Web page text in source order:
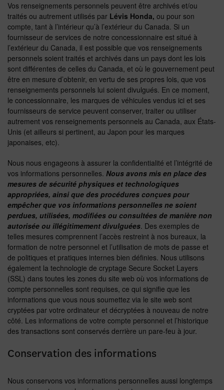
Vos renseignements personnels peuvent être archivés et/ou
traités ou autrement utilisés par Lévis Honda, ou pour son
compte, tant à l’intérieur qu’à l’extérieur du Canada. Si un
fournisseur de services de notre concessionnaire est situé à
l’extérieur du Canada, il est possible que vos renseignements
personnels soient traités et archivés dans un pays dont les lois
sont différentes de celles du Canada, et où le gouvernement peut
être en mesure d’obtenir, en vertu de ses propres lois, que vos
renseignements personnels lui soient divulgués. En ce moment,
le concessionnaire, les marques de véhicules vendus ici et ses
fournisseurs de service peuvent conserver, traiter ou utiliser
autrement vos renseignements personnels au Canada, aux États-
Unis (et ailleurs si pertinent, au Japon pour les marques
japonaises, etc).
Nous nous engageons à assurer la confidentialité et l’intégrité de
vos informations personnelles. Nous avons mis en place des
mesures de sécurité physiques et technologiques
appropriées, ainsi que des procédures conçues pour
empêcher que vos informations personnelles ne soient
perdues, utilisées, modifiées ou consultées de manière non
autorisée ou illégitimement divulguées. Des exemples de
telles mesures comprennent l’accès restreint à nos bureaux, la
formation de notre personnel et l’utilisation de mots de passe et
de politiques et pratiques internes bien définies. Nous utilisons
également la technologie de cryptage Secure Socket Layers
(SSL) dans toutes les zones du site web où vos informations de
compte personnelles sont requises, ce qui signifie que les
informations que vous nous soumettez via le site web sont
cryptées par votre ordinateur et décryptées à nouveau de notre
côté. Les informations de votre compte personnel et l’historique
des transactions sont conservés derrière un pare-feu à jour.
Conservation des informations
Nous conservons vos informations personnelles aussi longtemps